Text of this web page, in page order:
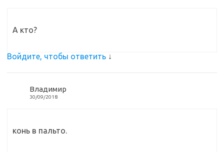
А кто?
Войдите, чтобы ответить ↓
Владимир
30/09/2018
конь в пальто.